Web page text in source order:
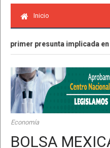
Inicio
presunta implicada en
Economía
BOLSA